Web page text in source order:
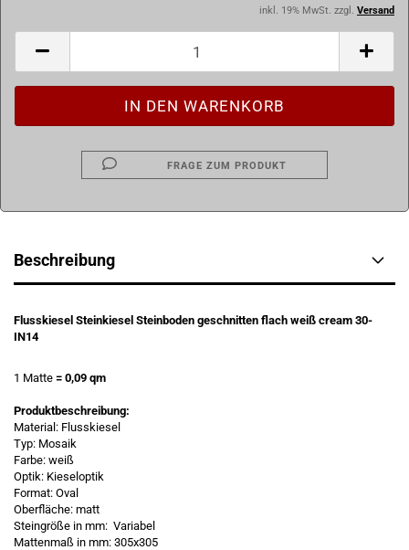
inkl. 19% MwSt. zzgl. Versand
FRAGE ZUM PRODUKT
Beschreibung
Flusskiesel Steinkiesel Steinboden geschnitten flach weiß cream 30-
IN14
1 Matte = 0,09 qm
Produktbeschreibung:
Material: Flusskiesel
Typ: Mosaik
Farbe: weiß
Optik: Kieseloptik
Format: Oval
Oberfläche: matt
Steingröße in mm: Variabel
Mattenmaß in mm: 305x305